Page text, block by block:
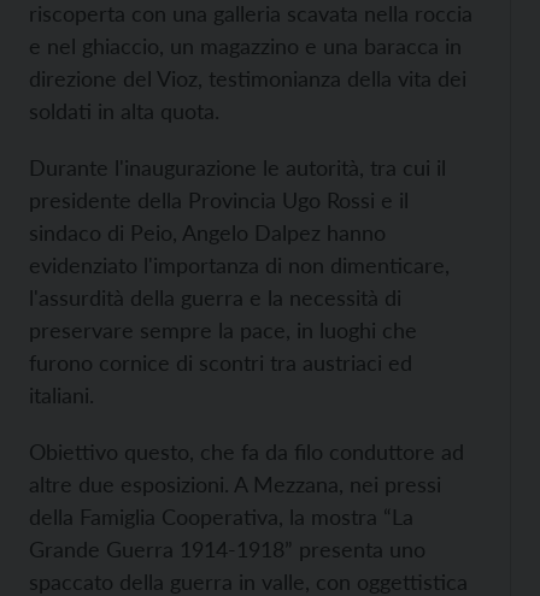
riscoperta con una galleria scavata nella roccia
e nel ghiaccio, un magazzino e una baracca in
direzione del Vioz, testimonianza della vita dei
soldati in alta quota.
Durante l'inaugurazione le autorità, tra cui il
presidente della Provincia Ugo Rossi e il
sindaco di Peio, Angelo Dalpez hanno
evidenziato l'importanza di non dimenticare,
l'assurdità della guerra e la necessità di
preservare sempre la pace, in luoghi che
furono cornice di scontri tra austriaci ed
italiani.
Obiettivo questo, che fa da filo conduttore ad
altre due esposizioni. A Mezzana, nei pressi
della Famiglia Cooperativa, la mostra “La
Grande Guerra 1914-1918” presenta uno
spaccato della guerra in valle, con oggettistica